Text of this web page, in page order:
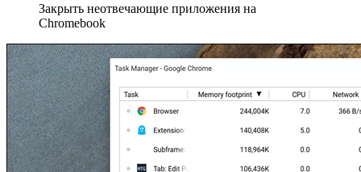
Закрыть неотвечающие приложения на
Chromebook